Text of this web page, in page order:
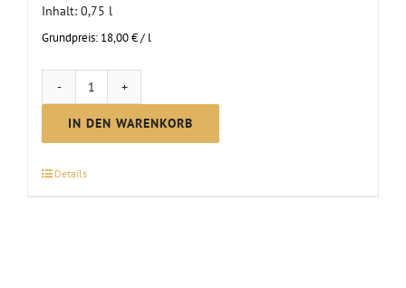
Inhalt: 0,75 l
Grundpreis: 18,00€/ l
MC
Pinot
brut
IN DEN WARENKORB
Details